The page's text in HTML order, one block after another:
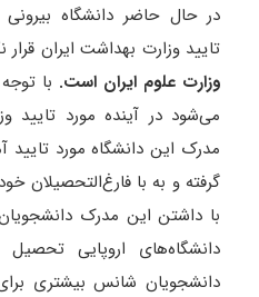
در حال حاضر دانشگاه
تایید وزارت بهداشت ایران
وزارت علوم ایران است. با
می‌شود در آینده مورد تایید
مدرک این دانشگاه مورد تایید
گرفته و به با فارغ‌التحصیلان
با داشتن این مدرک دانشجویان
دانشگاه‌های اروپایی
دانشجویان شانس بیشتری برای